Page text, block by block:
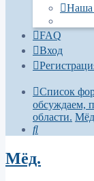
Наша
FAQ
Вход
Список
обсуждаем,
области.
Поиск
Мёд.